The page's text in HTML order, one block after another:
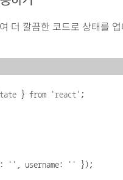
더 깔끔한 코드로 상태를
} from 'react ' ;
: '' username: ''
});